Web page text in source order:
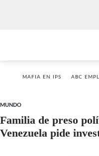
MAFIA EN IPS ABC
MUNDO
Familia de preso
Venezuela pide